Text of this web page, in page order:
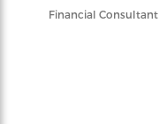
Financial Consultant